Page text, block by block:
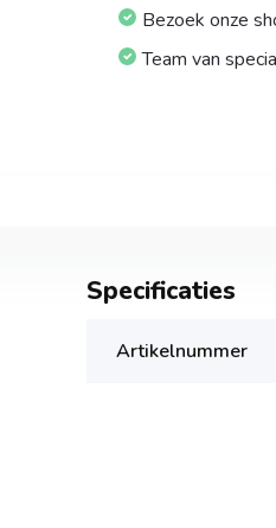
Bezoek onze
Team van
Specificaties
Artikelnummer